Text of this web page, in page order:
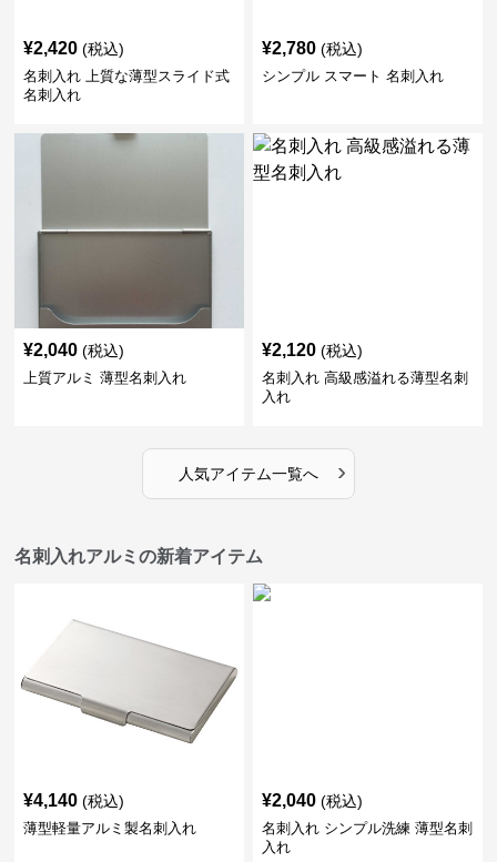
¥2,420 (税込)
名刺入れ 上質な薄型スライド式
名刺入れ
¥2,780 (税込)
シンプル スマート 名刺入れ
¥2,040 (税込)
上質アルミ 薄型名刺入れ
¥2,120 (税込)
名刺入れ 高級感溢れる薄型名刺
入れ
人気アイテム一覧へ ›
名刺入れアルミの新着アイテム
¥4,140 (税込)
薄型軽量アルミ製名刺入れ
¥2,040 (税込)
名刺入れ シンプル洗練 薄型名刺
入れ